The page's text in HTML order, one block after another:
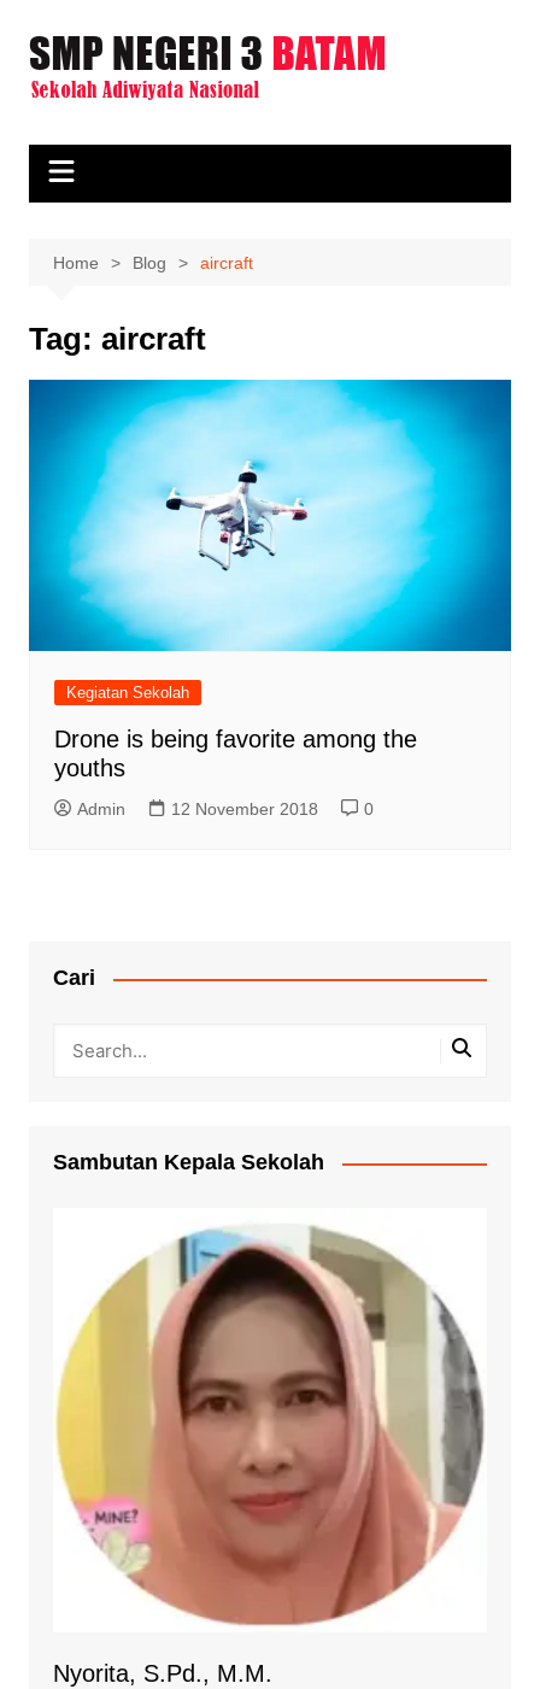
content
Home Blog aircraft
Tag: aircraft
Kegiatan Sekolah
Drone is being favorite among the
youths
Admin 12 November 2018 0
Cari
Sambutan Kepala Sekolah
Nyorita, S.Pd., M.M.